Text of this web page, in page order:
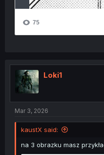
Loki1
Mar 3, 2026
kaustX said:
na 3 obrazku masz